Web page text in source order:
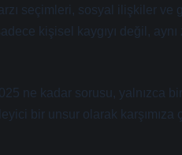
seçimleri, sosyal ilişkiler ve
kişisel kaygıyı değil,
ne kadar sorusu, yalnızca
bir unsur olarak karşımıza